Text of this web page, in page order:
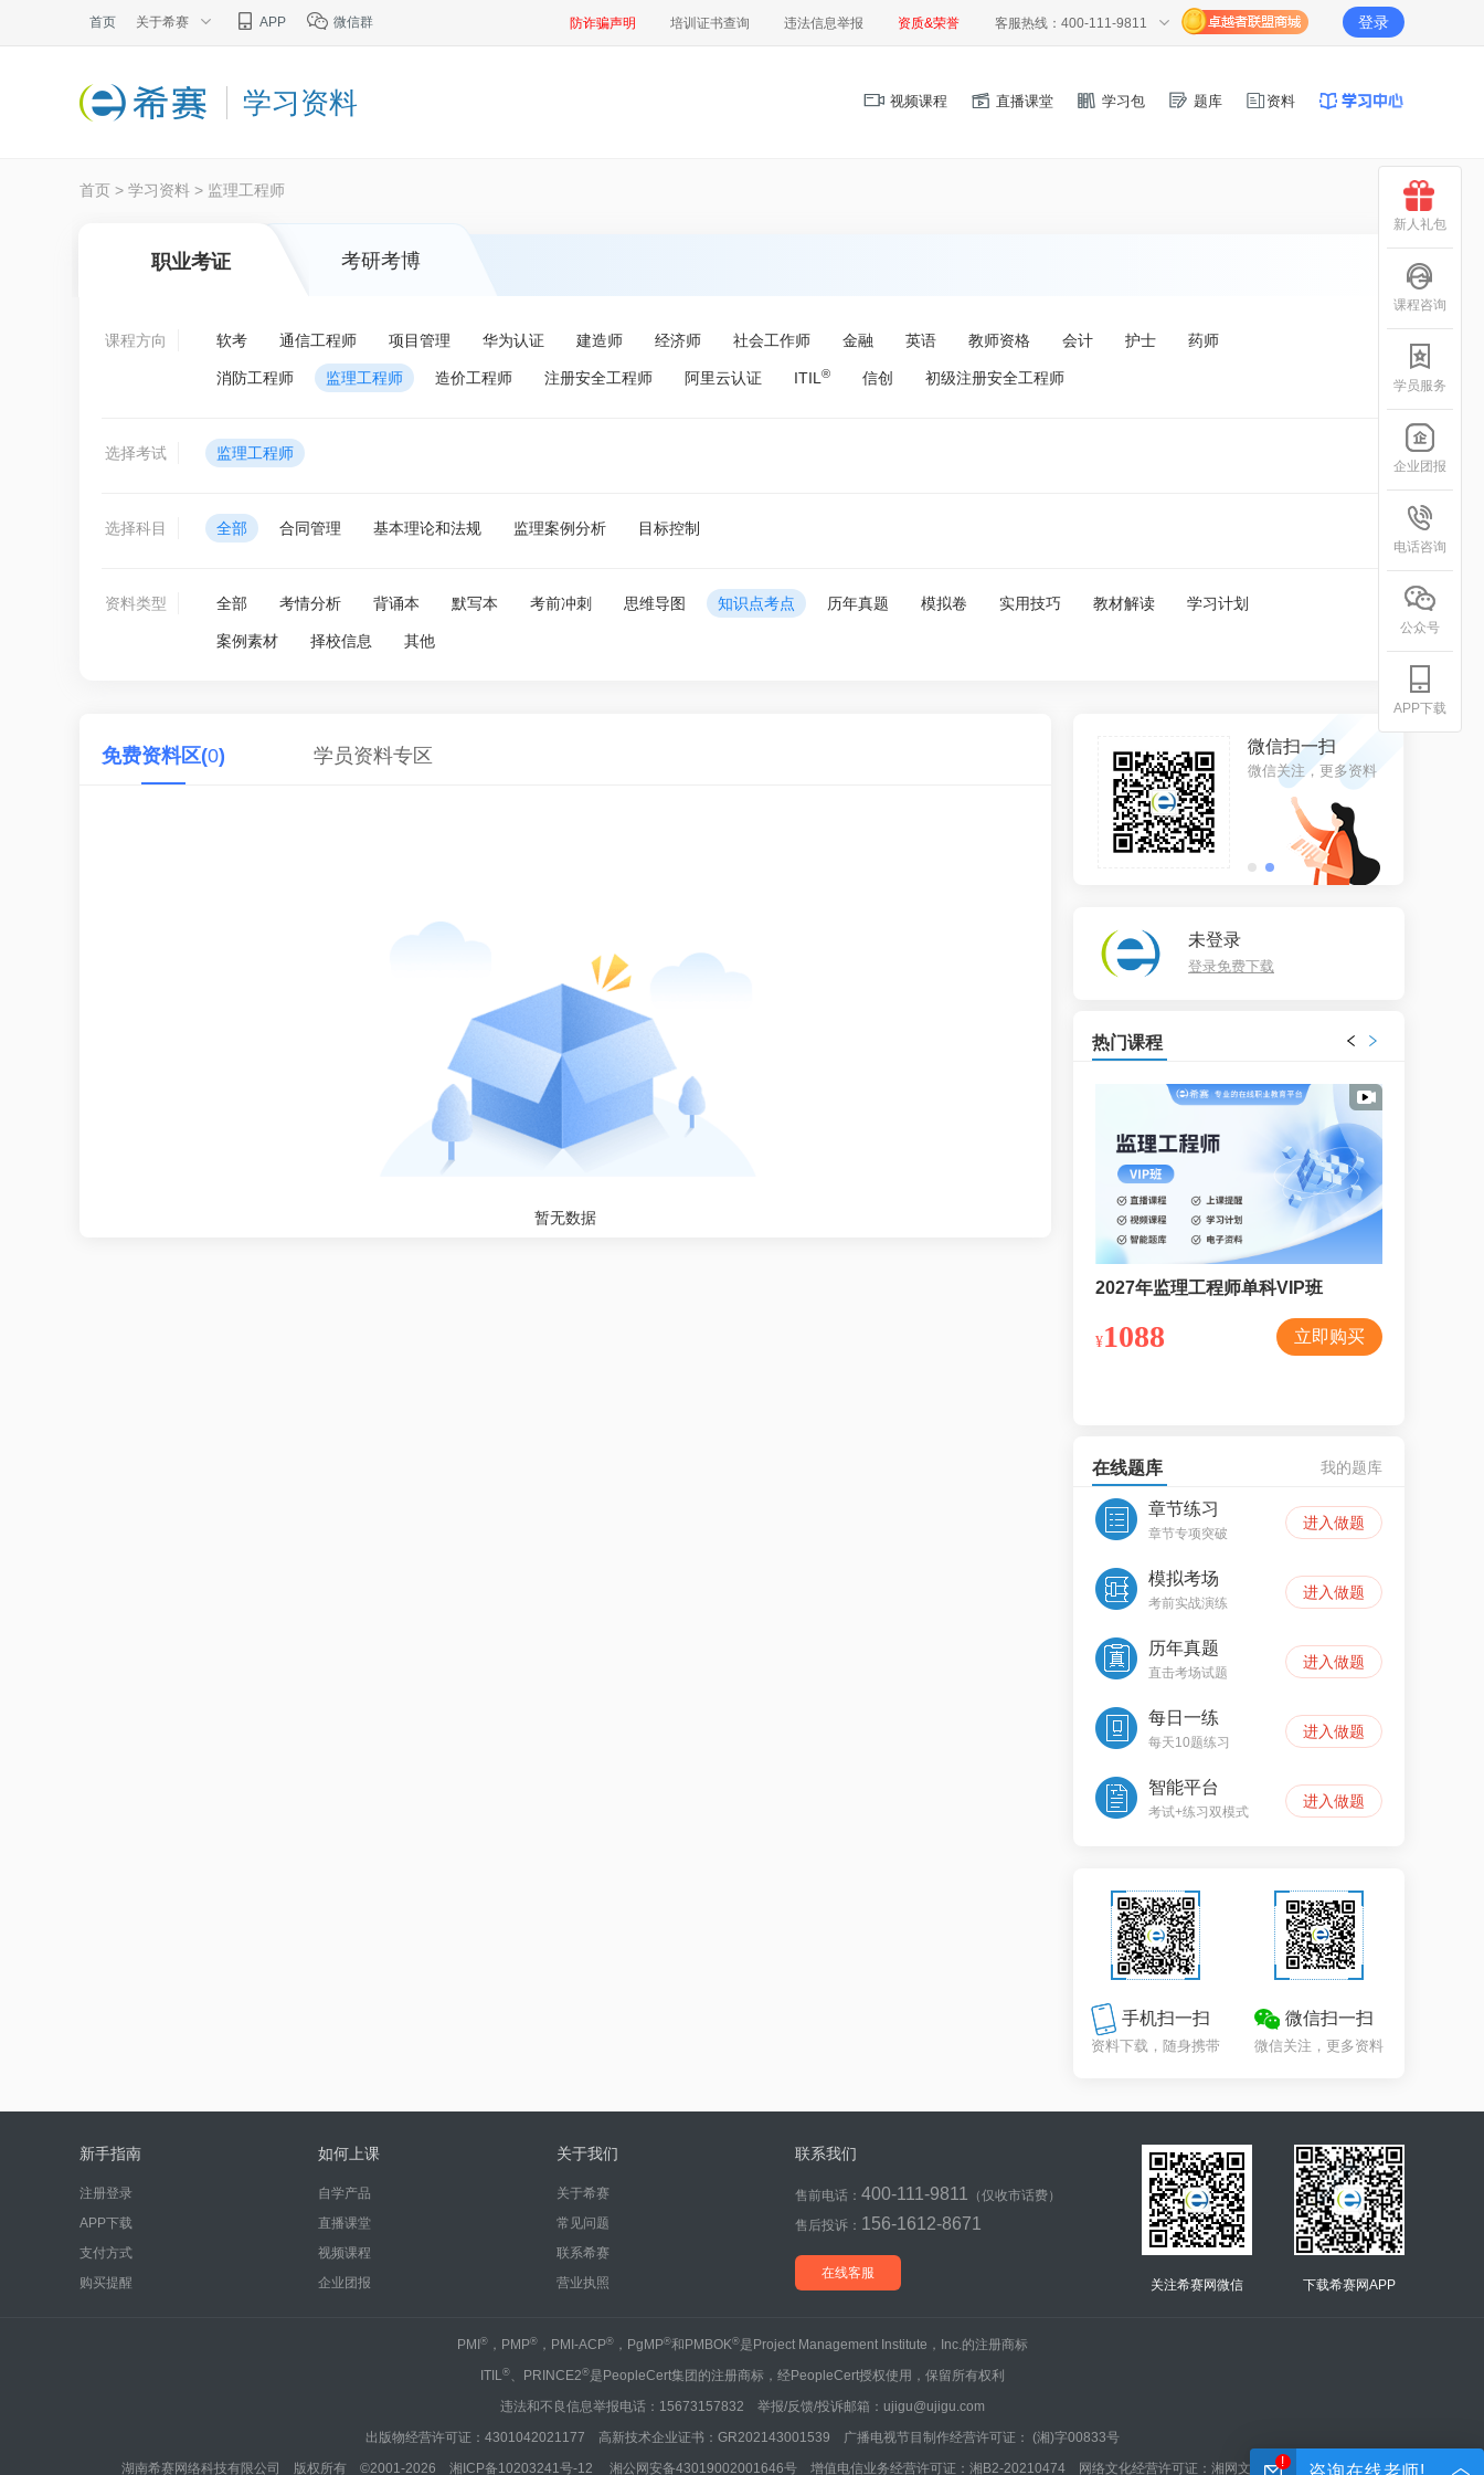
首页 关于希赛 APP 微信群 防诈骗声明 培训证书查询 违法信息举报 资质&荣誉 客服热线：400-111-9811 登录
学习资料 视频课程 直播课堂 学习包 题库 资料
首页 > 学习资料 > 监理工程师
职业考证 考研考博
课程方向 软考 通信工程师 项目管理 华为认证 建造师 经济师 社会工作师 金融 英语 教师资格 会计 护士 药师
消防工程师 监理工程师 造价工程师 注册安全工程师 阿里云认证 ITIL ® 信创 初级注册安全工程师
选择考试 监理工程师
选择科目 全部 合同管理 基本理论和法规 监理案例分析 目标控制
资料类型 全部 考情分析 背诵本 默写本 考前冲刺 思维导图 知识点考点 历年真题 模拟卷 实用技巧 教材解读 学习计划
案例素材 择校信息 其他
免费资料区(0) 学员资料专区
暂无数据
微信扫一扫
微信关注，更多资料
未登录
登录免费下载
热门课程
2027年监理工程师单科VIP班
立即购买
2027年监理工程师单科基础班
在线题库 我的题库
章节练习
章节专项突破
进入做题
模拟考场
考前实战演练
进入做题
历年真题
直击考场试题
进入做题
每日一练
每天10题练习
进入做题
智能平台
考试+练习双模式
进入做题
手机扫一扫
资料下载，随身携带
微信扫一扫
微信关注，更多资料
新手指南
注册登录
APP下载
支付方式
购买提醒
如何上课
自学产品
直播课堂
视频课程
企业团报
关于我们
关于希赛
常见问题
联系希赛
营业执照
联系我们
售前电话： 400-111-9811
（仅收市话费）
售后投诉： 156-1612-8671
在线客服
关注希赛网微信 下载希赛网APP
PMI ®，PMP®，PMI-ACP®，PgMP®和PMBOK®是Project Management Institute，Inc.的注册商标
ITIL®、PRINCE2®是PeopleCert集团的注册商标，经PeopleCert授权使用，保留所有权利
违法和不良信息举报电话：15673157832 举报/反馈/投诉邮箱：ujigu@ujigu.com
出版物经营许可证：4301042021177 高新技术企业证书：GR202143001539 广播电视节目制作经营许可证： (湘)字00833号
湖南希赛网络科技有限公司 版权所有 ©2001-2026 湘ICP备10203241号-12 湘公网安备43019002001646号 增值电信业务经营许可证：湘B2-20210474 网络文化经营许可证：湘网文(2022)0042-005号
新人礼包
课程咨询
学员服务
企业团报
电话咨询
公众号
APP下载
! 咨询在线老师!